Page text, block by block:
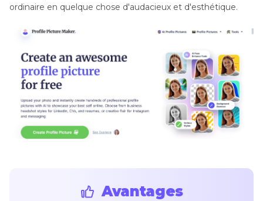
ordinaire en quelque chose d'audacieux et d'esthétique.
Avantages